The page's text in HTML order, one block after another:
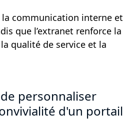
la communication interne et
que l’extranet renforce la
qualité de service et la
personnaliser
d'un portail